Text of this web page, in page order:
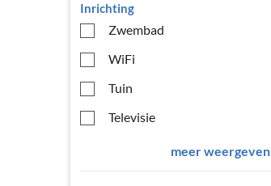
Inrichting
Zwembad
WiFi
Tuin
Televisie
meer weergeven